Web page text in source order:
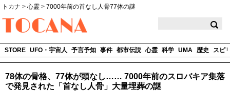
トカナ > 心霊 > 7000年前の首なし人骨77体の謎
STORE UFO・宇宙人 予言予知 事件 都市伝説 心霊 科学 UMA 歴史 スピ
78体の骨格、77体が頭なし…… 7000年前のスロバキア集落
で発見された「首なし人骨」大量埋葬の謎